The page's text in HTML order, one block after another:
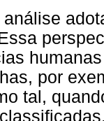
por
tal,